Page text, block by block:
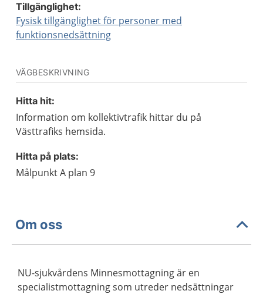
Tillgänglighet:
Fysisk tillgänglighet för personer med
funktionsnedsättning
VÄGBESKRIVNING
Hitta hit:
Information om kollektivtrafik hittar du på
Västtrafiks hemsida.
Hitta på plats:
Målpunkt A plan 9
Om oss
NU-sjukvårdens Minnesmottagning är en
specialistmottagning som utreder nedsättningar